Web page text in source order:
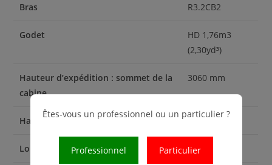
Bras R3.2CB2
Godet
HD 1,76m3
(2,30yd³)
Hauteur d’expédition : sommet de la
cabine
3060 mm
Hauteur des mains courantes 3060 mm
Longueur d’expédition 10420 mm
Êtes-vous un professionnel ou un particulier ?
Professionnel Particulier